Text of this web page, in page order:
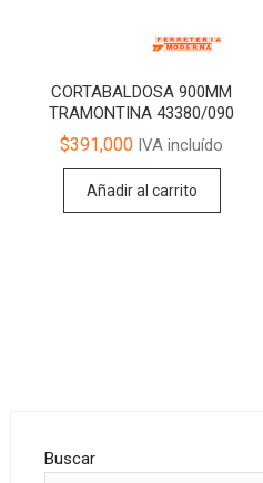
CORTABALDOSA 900MM
TRAMONTINA 43380/090
$391,000 IVA incluído
Añadir al carrito
Buscar